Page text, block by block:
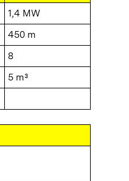
1,4 MW
450 m
8
5 m³